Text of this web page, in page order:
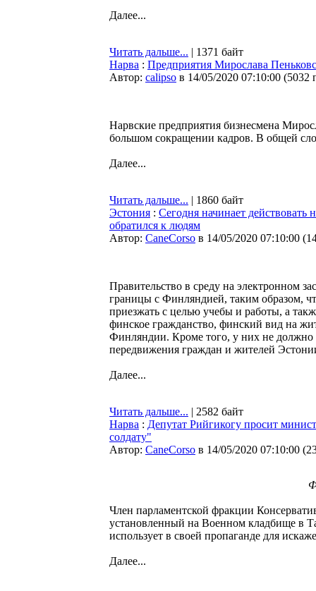
Далее...
Читать дальше... | 1371 байт
Нарва : Предприятия Мирослава
Автор: calipso в 14/05/2020 07:10:00 (5032
Нарвские предприятия бизнесмена
большом сокращении кадров. В общей
Далее...
Читать дальше... | 1860 байт
Эстония : Сегодня начинает
обратился к людям
Автор: CaneCorso в 14/05/2020 07:10:00 (
Правительство в среду на электронном
границы с Финляндией, таким образом,
приезжать с целью учебы и работы, а
финское гражданство, финский вид на
Финляндии. Кроме того, у них не
передвижения граждан и жителей
Далее...
Читать дальше... | 2582 байт
Нарва : Депутат Рийгикогу просит
солдату"
Автор: CaneCorso в 14/05/2020 07:10:00 (
Член парламентской фракции
установленный на Военном кладбище в
использует в своей пропаганде для
Далее...